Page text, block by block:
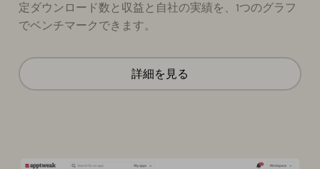
定ダウンロード数と収益と自社の実績を、1つのグラフ
でベンチマークできます。
詳細を見る